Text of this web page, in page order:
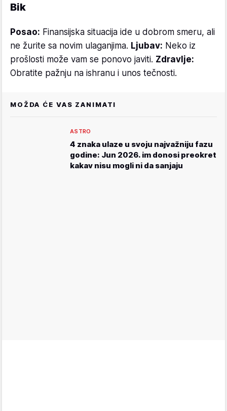
Bik
Posao: Finansijska situacija ide u dobrom smeru, ali
ne žurite sa novim ulaganjima. Ljubav: Neko iz
prošlosti može vam se ponovo javiti. Zdravlje:
Obratite pažnju na ishranu i unos tečnosti.
MOŽDA ĆE VAS ZANIMATI
ASTRO
4 znaka ulaze u svoju najvažniju fazu
godine: Jun 2026. im donosi preokret
kakav nisu mogli ni da sanjaju